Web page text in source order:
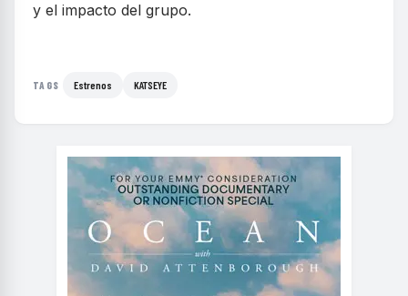
y el impacto del grupo.
TAGS Estrenos KATSEYE